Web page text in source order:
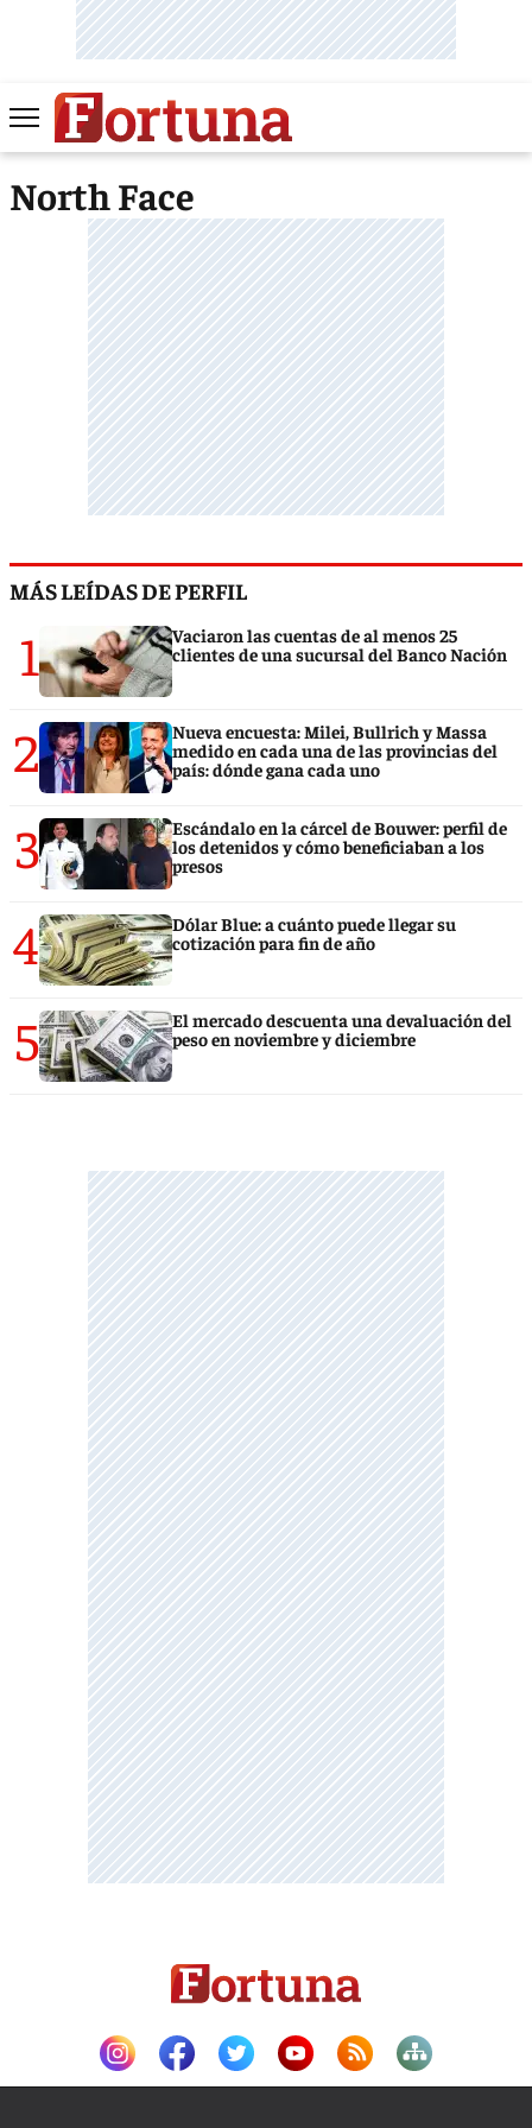
North Face
MÁS LEÍDAS DE PERFIL
1
Vaciaron las cuentas de al menos 25
clientes de una sucursal del Banco Nación
2
Nueva encuesta: Milei, Bullrich y Massa
medido en cada una de las provincias del
país: dónde gana cada uno
3
Escándalo en la cárcel de Bouwer: perfil de
los detenidos y cómo beneficiaban a los
presos
4
Dólar Blue: a cuánto puede llegar su
cotización para fin de año
5
El mercado descuenta una devaluación del
peso en noviembre y diciembre